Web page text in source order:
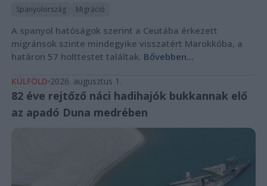
Spanyolország Migráció
A spanyol hatóságok szerint a Ceutába érkezett
migránsok szinte mindegyike visszatért Marokkóba, a
határon 57 holttestet találtak. Bővebben...
KÜLFÖLD 2026. augusztus 1.
82 éve rejtőző náci hadihajók bukkannak elő
az apadó Duna medrében